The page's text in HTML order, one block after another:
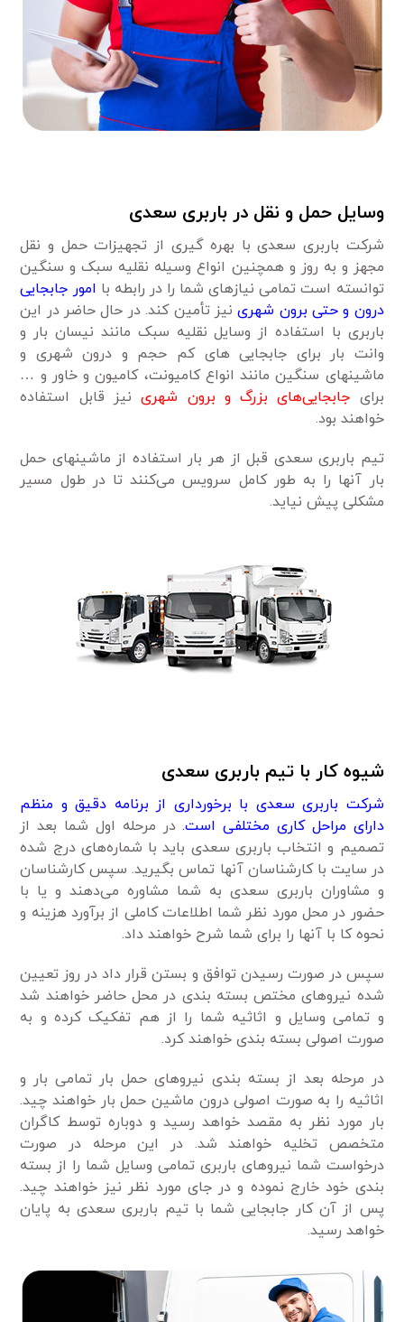
وسایل حمل و نقل در باربری سعدی
شرکت باربری سعدی با بهره گیری از تجهیزات حمل و نقل
مجهز و به روز و همچنین انواع وسیله نقلیه سبک و سنگین
توانسته است تمامی نیازهای شما را در رابطه با امور جابجایی
درون و حتی برون شهرینیز تأمین کند. در حال حاضر در این
باربری با استفاده از وسایل نقلیه سبک مانند نیسان بار و
وانت بار برای جابجایی های کم حجم و درون شهری و
ماشینهای سنگین مانند انواع کامیونت، کامیون و خاور و …
برای جابجایی‌های بزرگ و برون شهرینیز قابل استفاده
خواهند بود.
تیم باربری سعدی قبل از هر بار استفاده از ماشینهای حمل
بار آنها را به طور کامل سرویس می‌کنند تا در طول مسیر
مشکلی پیش نیاید.
شیوه کار با تیم باربری سعدی
شرکت باربری سعدی با برخورداری از برنامه دقیق و منظم
دارای مراحل کاری مختلفی است.در مرحله اول شما بعد از
تصمیم و انتخاب باربری سعدی باید با شماره‌های درج شده
در سایت با کارشناسان آنها تماس بگیرید. سپس کارشناسان
و مشاوران باربری سعدی به شما مشاوره می‌دهند و یا با
حضور در محل مورد نظر شما اطلاعات کاملی از برآورد هزینه و
نحوه کا با آنها را برای شما شرح خواهند داد.
سپس در صورت رسیدن توافق و بستن قرار داد در روز تعیین
شده نیروهای مختص بسته بندی در محل حاضر خواهند شد
و تمامی وسایل و اثاثیه شما را از هم تفکیک کرده و به
صورت اصولی بسته بندی خواهند کرد.
در مرحله بعد از بسته بندی نیروهای حمل بار تمامی بار و
اثاثیه را به صورت اصولی درون ماشین حمل بار خواهند چید.
بار مورد نظر به مقصد خواهد رسید و دوباره توسط کاگران
متخصص تخلیه خواهند شد. در این مرحله در صورت
درخواست شما نیروهای باربری تمامی وسایل شما را از بسته
بندی خود خارج نموده و در جای مورد نظر نیز خواهند چید.
پس از آن کار جابجایی شما با تیم باربری سعدی به پایان
خواهد رسید.